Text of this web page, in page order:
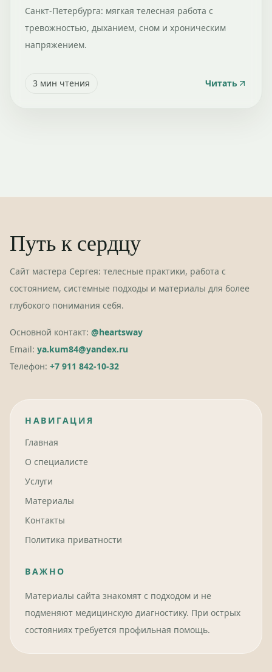
Санкт-Петербурга: мягкая телесная работа с
тревожностью, дыханием, сном и хроническим
напряжением.
3 мин чтения Читать
Путь к сердцу
Сайт мастера Сергея: телесные практики, работа с
состоянием, системные подходы и материалы для более
глубокого понимания себя.
Основной контакт: @heartsway
Email: ya.kum84@yandex.ru
Телефон: +7 911 842-10-32
НАВИГАЦИЯ
Главная
О специалисте
Услуги
Материалы
Контакты
Политика приватности
ВАЖНО
Материалы сайта знакомят с подходом и не
подменяют медицинскую диагностику. При острых
состояниях требуется профильная помощь.